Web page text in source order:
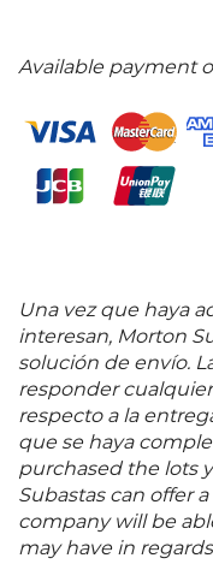
Jodocus Hondius.
Available payment
Una vez que haya
interesan, Morton
solución de envío.
responder
respecto a la
que se haya
purchased the lots
Subastas can offer
company will be
may have in